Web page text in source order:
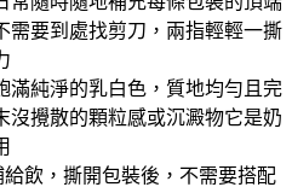
需要到處找剪刀，兩指輕輕一撕
滿純淨的乳白色，質地均勻且完
沒攪散的顆粒感或沉澱物它是奶
給飲，撕開包裝後，不需要搭配